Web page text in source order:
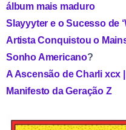
álbum mais maduro
Slayyyter e o Sucesso de
Artista Conquistou o
Sonho Americano?
A Ascensão de Charli xcx
Manifesto da Geração Z